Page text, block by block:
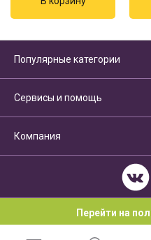
Популярные категории
Сервисы и помощь
Компания
Перейти на